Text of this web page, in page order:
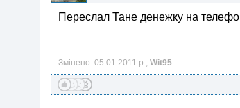
Переслал Тане денежку на
Змінено: 05.01.2011 р., Wit95